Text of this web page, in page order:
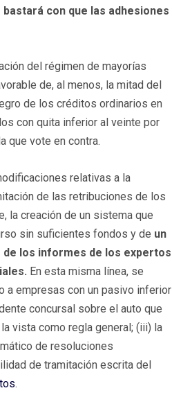
con que las adhesiones
del régimen de mayorías
de, al menos, la mitad del
de los créditos ordinarios en
con quita inferior al veinte por
que vote en contra.
relativas a la
de las retribuciones de los
la creación de un sistema que
sin suficientes fondos y de un
de los informes de los expertos
En esta misma línea, se
a empresas con un pasivo inferior
concursal sobre el auto que
vista como regla general; (iii) la
de resoluciones
de tramitación escrita del
.